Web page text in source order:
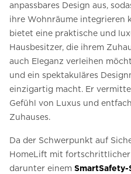
anpassbares Design aus,
ihre Wohnräume integrieren
bietet eine praktische und
Hausbesitzer, die ihrem
auch Eleganz verleihen
und ein spektakuläres
einzigartig macht. Er
Gefühl von Luxus und
Zuhauses.
Da der Schwerpunkt auf
HomeLift mit fortschrittlicher
darunter einem SmartSafety-